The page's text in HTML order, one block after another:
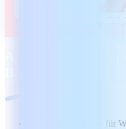
Kostenlos testen für